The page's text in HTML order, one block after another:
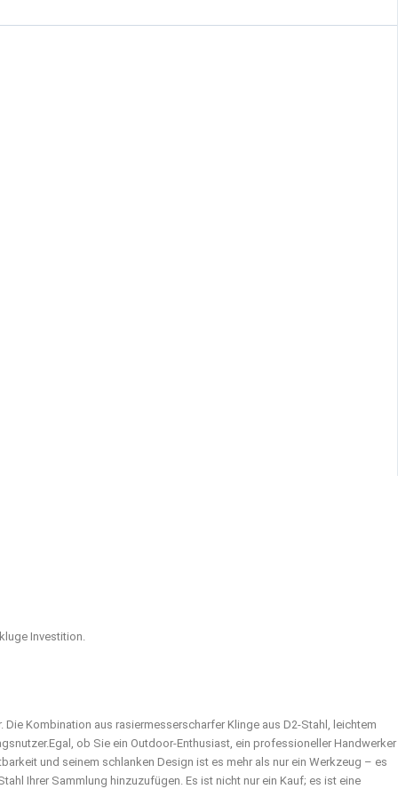
Investition.
Kombination aus rasiermesserscharfer Klinge aus D2-Stahl, leichtem
Egal, ob Sie ein Outdoor-Enthusiast, ein professioneller Handwerker
und seinem schlanken Design ist es mehr als nur ein Werkzeug – es
Ihrer Sammlung hinzuzufügen. Es ist nicht nur ein Kauf; es ist eine